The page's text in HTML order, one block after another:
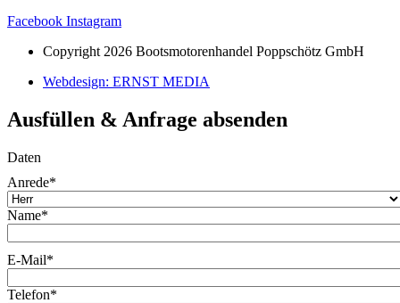
Facebook Instagram
Copyright 2026 Bootsmotorenhandel Poppschötz GmbH
Webdesign: ERNST MEDIA
Ausfüllen & Anfrage absenden
Daten
Anrede*
Name*
E-Mail*
Telefon*